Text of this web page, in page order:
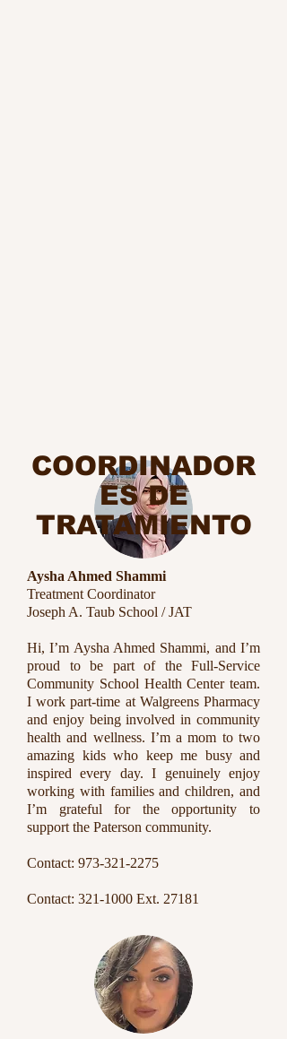
Aysha Ahmed Shammi
Treatment Coordinator
Joseph A. Taub School / JAT
Hi, I’m Aysha Ahmed Shammi, and I’m
proud to be part of the Full-Service
Community School Health Center team.
I work part-time at Walgreens Pharmacy
and enjoy being involved in community
health and wellness. I’m a mom to two
amazing kids who keep me busy and
inspired every day. I genuinely enjoy
working with families and children, and
I’m grateful for the opportunity to
support the Paterson community.
Contact: 973-321-2275
Contact: 321-1000 Ext. 27181
COORDINADOR
ES DE
TRATAMIENTO